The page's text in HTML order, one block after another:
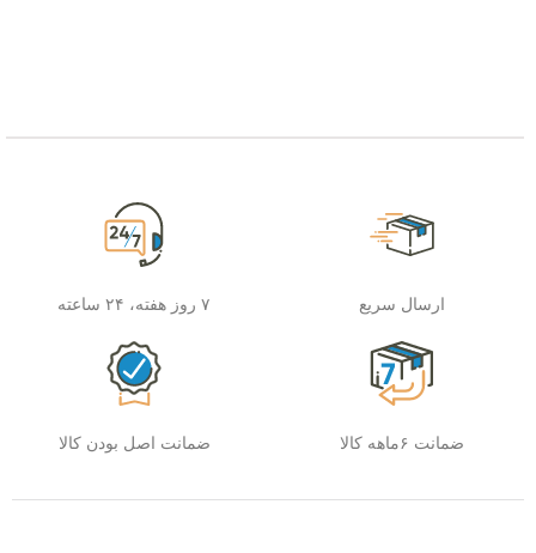
ارسال سریع ۷ روز هفته، ۲۴ ساعته
ضمانت ۶ماهه کالا ضمانت اصل بودن کالا